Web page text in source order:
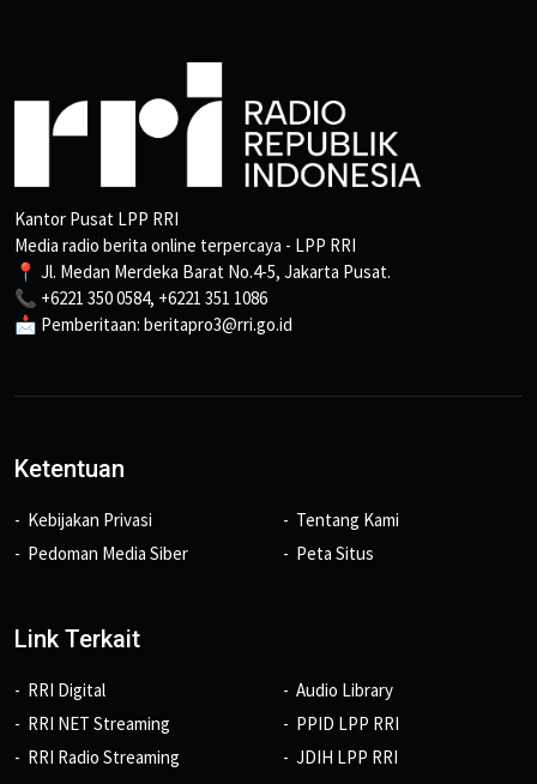
Kantor Pusat LPP RRI
Media radio berita online terpercaya - LPP RRI
📍 Jl. Medan Merdeka Barat No.4-5, Jakarta Pusat.
📞 +6221 350 0584, +6221 351 1086
📩 Pemberitaan: beritapro3@rri.go.id
Ketentuan
Kebijakan Privasi
Pedoman Media Siber
Tentang Kami
Peta Situs
Link Terkait
RRI Digital
RRI NET Streaming
RRI Radio Streaming
Audio Library
PPID LPP RRI
JDIH LPP RRI